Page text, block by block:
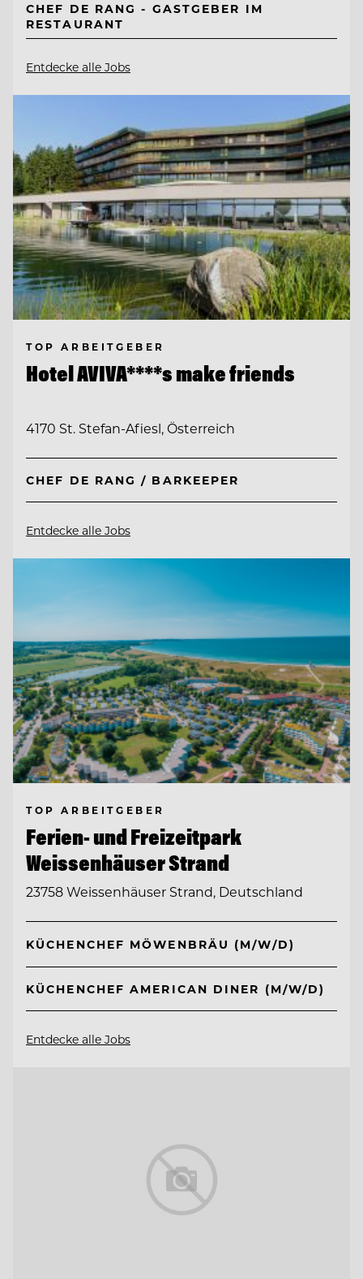
CHEF DE RANG - GASTGEBER IM
RESTAURANT
Entdecke alle Jobs
TOP ARBEITGEBER
Hotel AVIVA****s make friends
4170 St. Stefan-Afiesl, Österreich
CHEF DE RANG / BARKEEPER
Entdecke alle Jobs
TOP ARBEITGEBER
Ferien- und Freizeitpark
Weissenhäuser Strand
23758 Weissenhäuser Strand, Deutschland
KÜCHENCHEF MÖWENBRÄU (M/W/D)
KÜCHENCHEF AMERICAN DINER (M/W/D)
Entdecke alle Jobs